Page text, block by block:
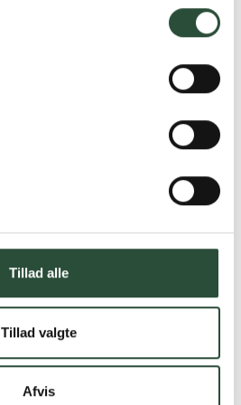
Tillad alle
Tillad valgte
Afvis